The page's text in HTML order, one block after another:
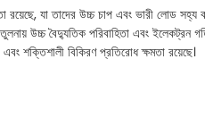
রয়েছে, যা তাদের উচ্চ চাপ এবং ভারী লোড সহ্য
উচ্চ বৈদ্যুতিক পরিবাহিতা এবং ইলেকট্রন
শক্তিশালী বিকিরণ প্রতিরোধ ক্ষমতা রয়েছে।